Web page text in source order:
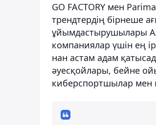
GO FACTORY мен
трендтердің бірнеше
ұйымдастырушылары
компаниялар үшін ең
нан астам адам
әуесқойлары, бейне
киберспортшылар мен